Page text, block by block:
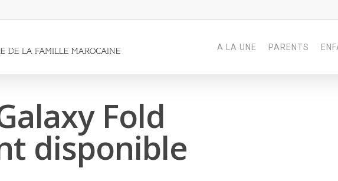
A LA UNE PARENTS
Fold
disponible